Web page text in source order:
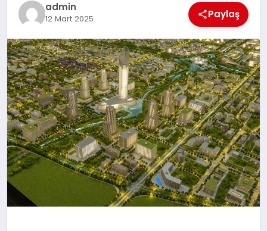
TEKNOLOJİ
MAGAZİN
SAĞLIK
admin
12 Mart 2025 Paylaş